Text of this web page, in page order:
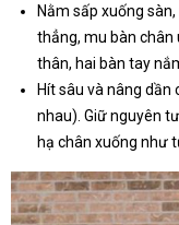
Nằm sấp xuống
thẳng, mu bàn chân
thân, hai bàn tay
Hít sâu và nâng dần
nhau). Giữ nguyên
hạ chân xuống như